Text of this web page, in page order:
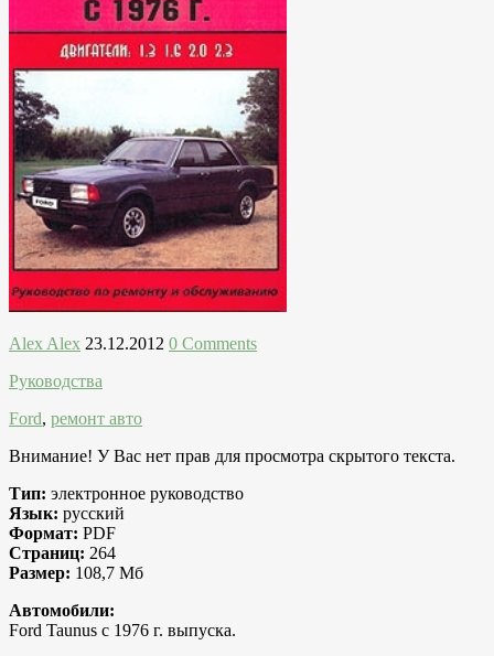
Alex Alex 23.12.2012 0 Comments
Руководства
Ford, ремонт авто
Внимание! У Вас нет прав для просмотра скрытого текста.
Тип: электронное руководство
Язык: русский
Формат: PDF
Страниц: 264
Размер: 108,7 Мб
Автомобили:
Ford Taunus с 1976 г. выпуска.